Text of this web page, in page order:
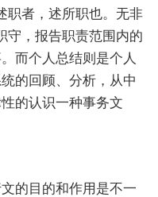
职者，述所职也。无非
守，报告职责范围内的
而个人总结则是个人
的回顾、分析，从中
的认识一种事务文
的目的和作用是不一